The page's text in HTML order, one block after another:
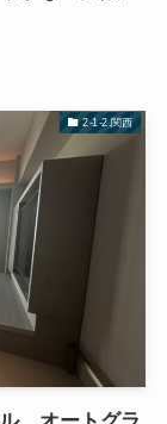
2-1-2.関西